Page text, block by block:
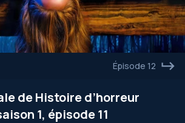
Épisode 12
de Histoire d’horreur
1, épisode 11